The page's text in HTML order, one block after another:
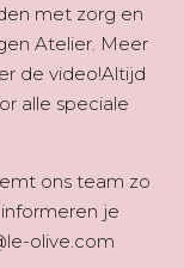
met zorg en
Atelier. Meer
de video!Altijd
alle speciale
ons team zo
je
olive.com